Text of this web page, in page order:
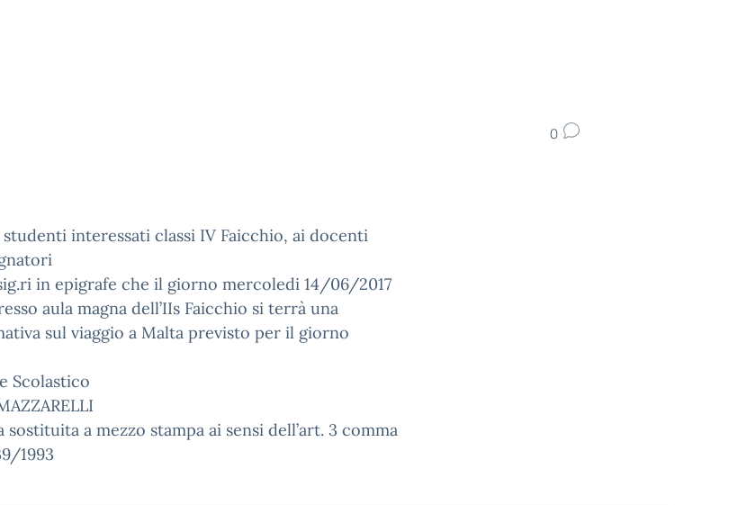
0
interessati classi IV Faicchio, ai docenti
in epigrafe che il giorno mercoledi 14/06/2017
aula magna dell’IIs Faicchio si terrà una
sul viaggio a Malta previsto per il giorno
Scolastico
sostituita a mezzo stampa ai sensi dell’art. 3 comma
1993